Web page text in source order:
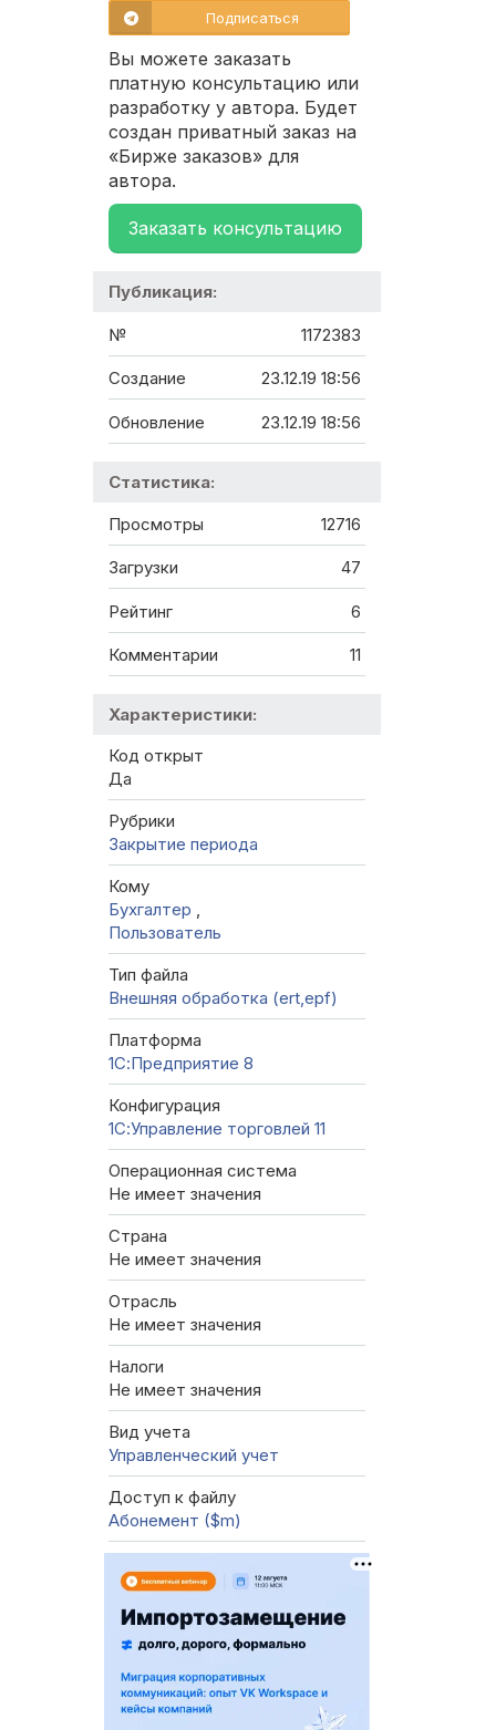
Подписаться
Вы можете заказать
платную консультацию или
разработку у автора. Будет
создан приватный заказ на
«Бирже заказов» для
автора.
Заказать консультацию
Публикация:
№ 1172383
Создание 23.12.19 18:56
Обновление 23.12.19 18:56
Статистика:
Просмотры 12716
Загрузки 47
Рейтинг 6
Комментарии 11
Характеристики:
Код открыт
Да
Рубрики
Закрытие периода
Кому
Бухгалтер ,
Пользователь
Тип файла
Внешняя обработка (ert,epf)
Платформа
1С:Предприятие 8
Конфигурация
1С:Управление торговлей 11
Операционная система
Не имеет значения
Страна
Не имеет значения
Отрасль
Не имеет значения
Налоги
Не имеет значения
Вид учета
Управленческий учет
Доступ к файлу
Абонемент ($m)